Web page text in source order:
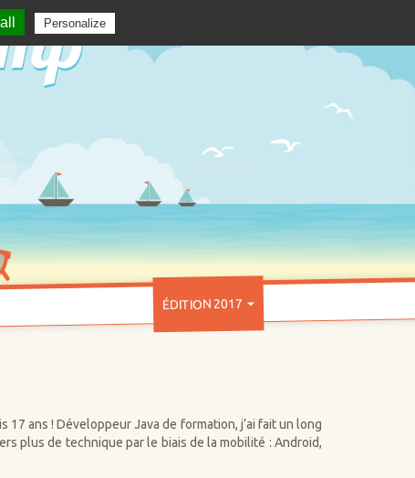
ÉDITION 2017
ans ! Développeur Java de formation, j’ai fait un long
plus de technique par le biais de la mobilité : Android,
Personalize